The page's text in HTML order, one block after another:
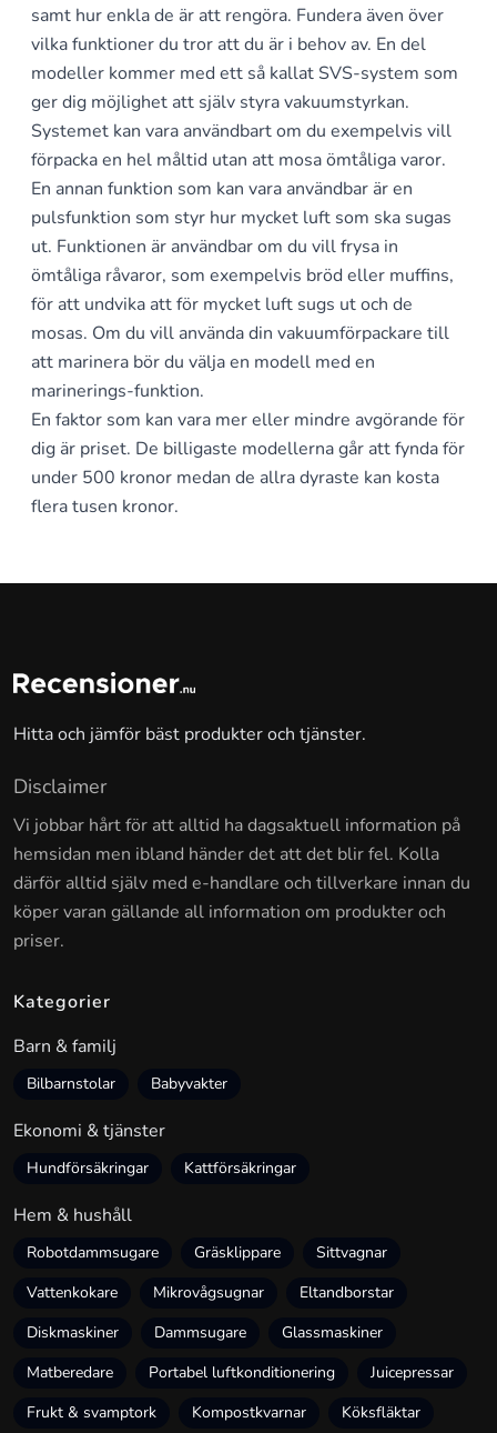
samt hur enkla de är att rengöra. Fundera även över
vilka funktioner du tror att du är i behov av. En del
modeller kommer med ett så kallat SVS-system som
ger dig möjlighet att själv styra vakuumstyrkan.
Systemet kan vara användbart om du exempelvis vill
förpacka en hel måltid utan att mosa ömtåliga varor.
En annan funktion som kan vara användbar är en
pulsfunktion som styr hur mycket luft som ska sugas
ut. Funktionen är användbar om du vill frysa in
ömtåliga råvaror, som exempelvis bröd eller muffins,
för att undvika att för mycket luft sugs ut och de
mosas. Om du vill använda din vakuumförpackare till
att marinera bör du välja en modell med en
marinerings-funktion.
En faktor som kan vara mer eller mindre avgörande för
dig är priset. De billigaste modellerna går att fynda för
under 500 kronor medan de allra dyraste kan kosta
flera tusen kronor.
Hitta och jämför bäst produkter och tjänster.
Disclaimer
Vi jobbar hårt för att alltid ha dagsaktuell information på
hemsidan men ibland händer det att det blir fel. Kolla
därför alltid själv med e-handlare och tillverkare innan du
köper varan gällande all information om produkter och
priser.
Kategorier
Barn & familj
Bilbarnstolar Babyvakter
Ekonomi & tjänster
Hundförsäkringar Kattförsäkringar
Hem & hushåll
Robotdammsugare Gräsklippare
Sittvagnar
Vattenkokare
Mikrovågsugnar
Eltandborstar
Diskmaskiner
Dammsugare
Glassmaskiner
Matberedare
Portabel luftkonditionering
Juicepressar
Frukt & svamptork
Kompostkvarnar
Köksfläktar